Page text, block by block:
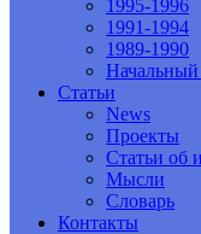
1995-1996
1991-1994
1989-1990
Начальный
Статьи
News
Проекты
Статьи об
Мысли
Словарь
Контакты